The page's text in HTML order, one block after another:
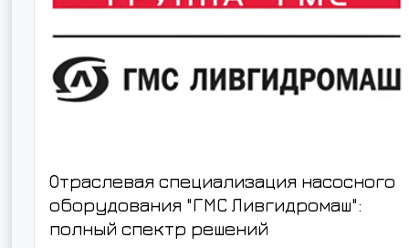
Отраслевая специализация насосного
оборудования "ГМС Ливгидромаш":
полный спектр решений